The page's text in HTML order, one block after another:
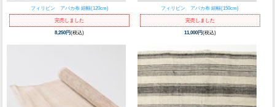
フィリピン アバカ布 細幅(120cm)
完売しました
8,250円(税込)
フィリピン アバカ布 細幅(150cm)
完売しました
11,000円(税込)